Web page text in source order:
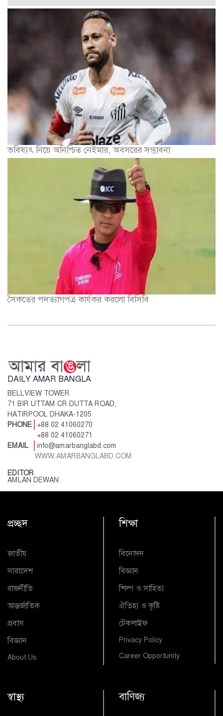
ভবিষ্যৎ নিয়ে অনিশ্চিত নেইমার, অবসরের সম্ভাবনা
সৈকতের পদত্যাগপত্র কার্যকর করলো বিসিবি
DAILY AMAR BANGLA
BELLVIEW TOWER
71 BIR UTTAM CR DUTTA ROAD,
HATIRPOOL DHAKA-1205
PHONE
+88 02 41060270
+88 02 41060271
EMAIL
info@amarbanglabd.com
WWW.AMARBANGLABD.COM
EDITOR
AMLAN DEWAN
প্রচ্ছদ
জাতীয়
সারাদেশ
রাজনীতি
আন্তর্জাতিক
প্রবাস
বিজ্ঞান
About Us
শিক্ষা
বিনোদন
বিজ্ঞান
শিল্প ও সাহিত্য
ঐতিহ্য ও কৃষ্টি
টেকলাইফ
Privacy Policy
Career Opportunity
স্বাস্থ্য বাণিজ্য